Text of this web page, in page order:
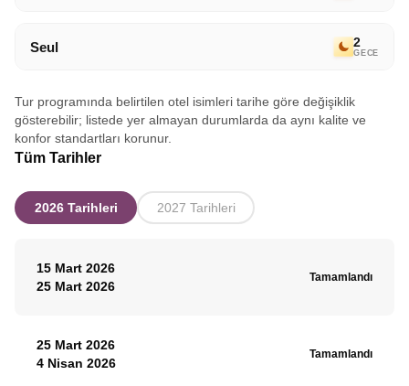
Seul 2
GECE
Tur programında belirtilen otel isimleri tarihe göre değişiklik
gösterebilir; listede yer almayan durumlarda da aynı kalite ve
konfor standartları korunur.
Tüm Tarihler
2026 Tarihleri 2027 Tarihleri
15 Mart 2026
25 Mart 2026
Tamamlandı
25 Mart 2026
4 Nisan 2026
Tamamlandı